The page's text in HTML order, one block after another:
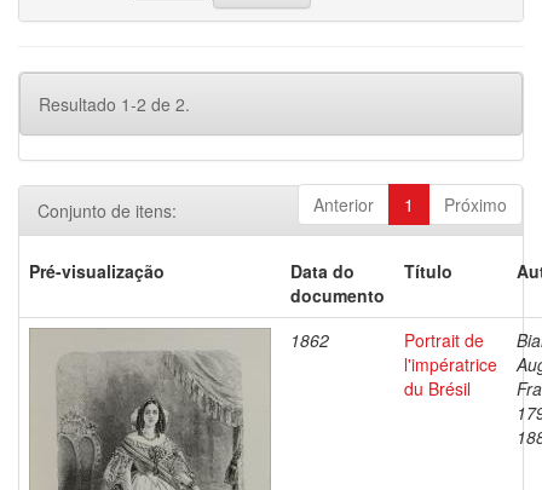
Resultado 1-2 de 2.
Anterior 1 Próximo
Conjunto de itens:
Pré-visualização
Data do
documento
Título
1862
Portrait de
l'impératrice
du Brésil